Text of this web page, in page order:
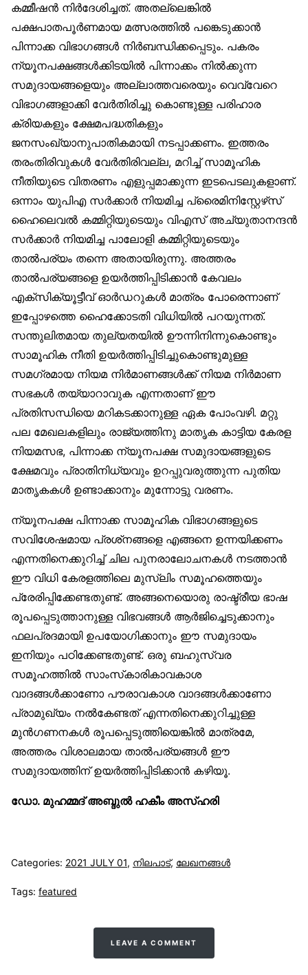
കമ്മീഷൻ നിർദേശിച്ചത്. അതല്ലെങ്കിൽ
പക്ഷപാതപൂർണമായ മത്സരത്തിൽ പങ്കെടുക്കാൻ
പിന്നാക്ക വിഭാഗങ്ങൾ നിർബന്ധിക്കപ്പെടും. പകരം
ന്യൂനപക്ഷങ്ങൾക്കിടയിൽ പിന്നാക്കം നിൽക്കുന്ന
സമുദായങ്ങളെയും അല്ലാത്തവരെയും വെവ്വേറെ
വിഭാഗങ്ങളാക്കി വേർതിരിച്ചു കൊണ്ടുള്ള പരിഹാര
ക്രിയകളും ക്ഷേമപദ്ധതികളും
ജനസംഖ്യാനുപാതികമായി നടപ്പാക്കണം. ഇത്തരം
തരംതിരിവുകൾ വേർതിരിവല്ല, മറിച്ച് സാമൂഹിക
നീതിയുടെ വിതരണം എളുപ്പമാക്കുന്ന ഇടപെടലുകളാണ്.
ഒന്നാം യുപിഎ സർക്കാർ നിയമിച്ച പ്രൈമിനിസ്റ്റേഴ്‌സ്
ഹൈലെവൽ കമ്മിറ്റിയുടെയും വിഎസ് അച്യുതാനന്ദൻ
സർക്കാർ നിയമിച്ച പാലോളി കമ്മിറ്റിയുടെയും
താൽപര്യം തന്നെ അതായിരുന്നു. അത്തരം
താൽപര്യങ്ങളെ ഉയർത്തിപ്പിടിക്കാൻ കേവലം
എക്‌സിക്യൂട്ടീവ് ഓർഡറുകൾ മാത്രം പോരെന്നാണ്
ഇപ്പോഴത്തെ ഹൈക്കോടതി വിധിയിൽ പറയുന്നത്.
സന്തുലിതമായ തുല്യതയിൽ ഊന്നിനിന്നുകൊണ്ടും
സാമൂഹിക നീതി ഉയർത്തിപ്പിടിച്ചുകൊണ്ടുമുള്ള
സമഗ്രമായ നിയമ നിർമാണങ്ങൾക്ക് നിയമ നിർമാണ
സഭകൾ തയ്യാറാവുക എന്നതാണ് ഈ
പ്രതിസന്ധിയെ മറികടക്കാനുള്ള ഏക പോംവഴി. മറ്റു
പല മേഖലകളിലും രാജ്യത്തിനു മാതൃക കാട്ടിയ കേരള
നിയമസഭ, പിന്നാക്ക ന്യൂനപക്ഷ സമുദായങ്ങളുടെ
ക്ഷേമവും പ്രാതിനിധ്യവും ഉറപ്പുവരുത്തുന്ന പുതിയ
മാതൃകകൾ ഉണ്ടാക്കാനും മുന്നോട്ടു വരണം.
ന്യൂനപക്ഷ പിന്നാക്ക സാമൂഹിക വിഭാഗങ്ങളുടെ
സവിശേഷമായ പ്രശ്‌നങ്ങളെ എങ്ങനെ ഉന്നയിക്കണം
എന്നതിനെക്കുറിച്ച് ചില പുനരാലോചനകൾ നടത്താൻ
ഈ വിധി കേരളത്തിലെ മുസ്‌ലിം സമൂഹത്തെയും
പ്രേരിപ്പിക്കേണ്ടതുണ്ട്. അങ്ങനെയൊരു രാഷ്ട്രീയ ഭാഷ
രൂപപ്പെടുത്താനുള്ള വിഭവങ്ങൾ ആർജിച്ചെടുക്കാനും
ഫലപ്രദമായി ഉപയോഗിക്കാനും ഈ സമുദായം
ഇനിയും പഠിക്കേണ്ടതുണ്ട്. ഒരു ബഹുസ്വര
സമൂഹത്തിൽ സാംസ്‌കാരികാവകാശ
വാദങ്ങൾക്കാണോ പൗരാവകാശ വാദങ്ങൾക്കാണോ
പ്രാമുഖ്യം നൽകേണ്ടത് എന്നതിനെക്കുറിച്ചുള്ള
മുൻഗണനകൾ രൂപപ്പെടുത്തിയെങ്കിൽ മാത്രമേ,
അത്തരം വിശാലമായ താൽപര്യങ്ങൾ ഈ
സമുദായത്തിന് ഉയർത്തിപ്പിടിക്കാൻ കഴിയൂ.
ഡോ. മുഹമ്മദ് അബ്ദുൽ ഹകീം അസ്ഹരി
Categories: 2021 JULY 01, നിലപാട്, ലേഖനങ്ങള്‍
Tags: featured
LEAVE A COMMENT